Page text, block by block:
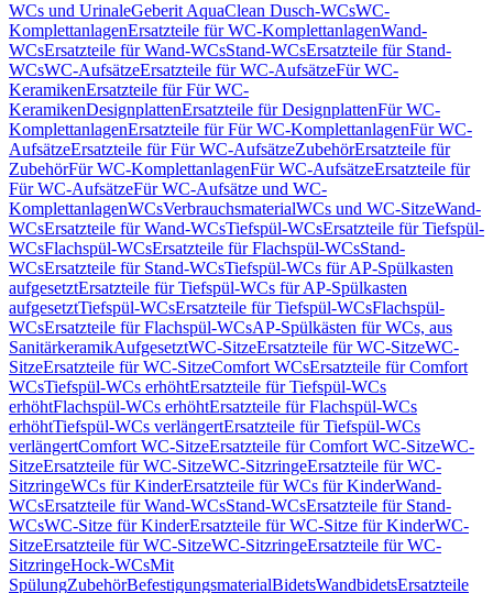
WCs und UrinaleGeberit AquaClean Dusch-WCsWC-
KomplettanlagenErsatzteile für WC-KomplettanlagenWand-
WCsErsatzteile für Wand-WCsStand-WCsErsatzteile für Stand-
WCsWC-AufsätzeErsatzteile für WC-AufsätzeFür WC-
KeramikenErsatzteile für Für WC-
KeramikenDesignplattenErsatzteile für DesignplattenFür WC-
KomplettanlagenErsatzteile für Für WC-KomplettanlagenFür WC-
AufsätzeErsatzteile für Für WC-AufsätzeZubehörErsatzteile für
ZubehörFür WC-KomplettanlagenFür WC-AufsätzeErsatzteile für
Für WC-AufsätzeFür WC-Aufsätze und WC-
KomplettanlagenWCsVerbrauchsmaterialWCs und WC-SitzeWand-
WCsErsatzteile für Wand-WCsTiefspül-WCsErsatzteile für Tiefspül-
WCsFlachspül-WCsErsatzteile für Flachspül-WCsStand-
WCsErsatzteile für Stand-WCsTiefspül-WCs für AP-Spülkasten
aufgesetztErsatzteile für Tiefspül-WCs für AP-Spülkasten
aufgesetztTiefspül-WCsErsatzteile für Tiefspül-WCsFlachspül-
WCsErsatzteile für Flachspül-WCsAP-Spülkästen für WCs, aus
SanitärkeramikAufgesetztWC-SitzeErsatzteile für WC-SitzeWC-
SitzeErsatzteile für WC-SitzeComfort WCsErsatzteile für Comfort
WCsTiefspül-WCs erhöhtErsatzteile für Tiefspül-WCs
erhöhtFlachspül-WCs erhöhtErsatzteile für Flachspül-WCs
erhöhtTiefspül-WCs verlängertErsatzteile für Tiefspül-WCs
verlängertComfort WC-SitzeErsatzteile für Comfort WC-SitzeWC-
SitzeErsatzteile für WC-SitzeWC-SitzringeErsatzteile für WC-
SitzringeWCs für KinderErsatzteile für WCs für KinderWand-
WCsErsatzteile für Wand-WCsStand-WCsErsatzteile für Stand-
WCsWC-Sitze für KinderErsatzteile für WC-Sitze für KinderWC-
SitzeErsatzteile für WC-SitzeWC-SitzringeErsatzteile für WC-
SitzringeHock-WCsMit
SpülungZubehörBefestigungsmaterialBidetsWandbidetsErsatzteile